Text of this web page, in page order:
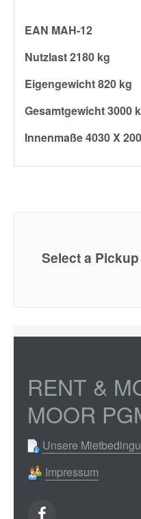
EAN MAH-12
Nutzlast 2180 kg
Eigengewicht 820 kg
Gesamtgewicht 3000
Innenmaße 4030 X
Select a
RENT &
MOOR
Unsere
Impressum